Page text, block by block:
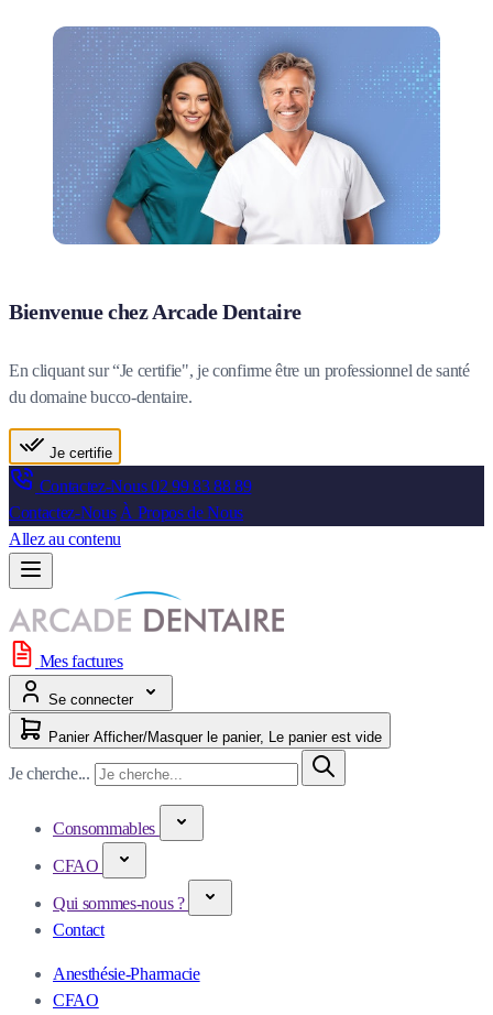
Bienvenue chez Arcade Dentaire
En cliquant sur “Je certifie", je confirme être un professionnel de santé
du domaine bucco-dentaire.
Je certifie
Contactez-Nous02 99 83 88 89
Contactez-Nous À Propos de Nous
Allez au contenu
Mes factures
Se connecter
Panier Afficher/Masquer le panier, Le panier est vide
Je cherche...
Consommables
CFAO
Qui sommes-nous ?
Contact
Anesthésie-Pharmacie
CFAO